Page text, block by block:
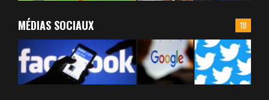
18
MÉDIAS SOCIAUX